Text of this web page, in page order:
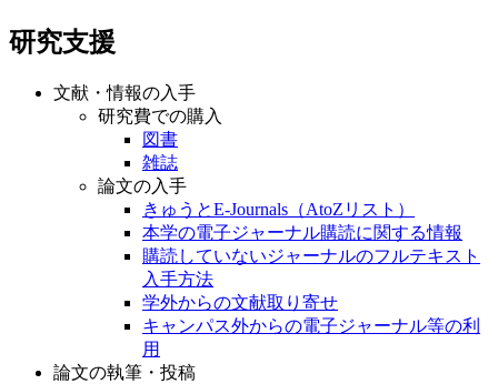
研究支援
文献・情報の入手
研究費での購入
図書
雑誌
論文の入手
きゅうとE-Journals（AtoZリスト）
本学の電子ジャーナル購読に関する情報
購読していないジャーナルのフルテキスト
入手方法
学外からの文献取り寄せ
キャンパス外からの電子ジャーナル等の利
用
論文の執筆・投稿